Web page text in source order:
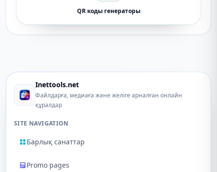
QR коды генераторы
Inettools.net
Файлдарға, медиаға және желіге арналған онлайн
құралдар
SITE NAVIGATION
Барлық санаттар
Promo pages